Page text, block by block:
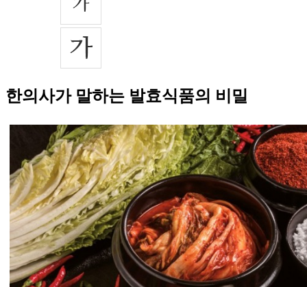
한의사가 말하는 발효식품의 비밀